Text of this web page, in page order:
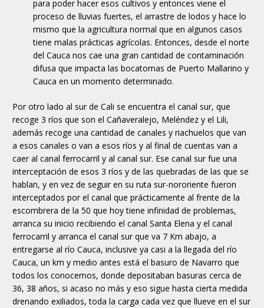
para poder hacer esos cultivos y entonces viene el
proceso de lluvias fuertes, el arrastre de lodos y hace lo
mismo que la agricultura normal que en algunos casos
tiene malas prácticas agrícolas. Entonces, desde el norte
del Cauca nos cae una gran cantidad de contaminación
difusa que impacta las bocatomas de Puerto Mallarino y
Cauca en un momento determinado.
Por otro lado al sur de Cali se encuentra el canal sur, que
recoge 3 ríos que son el Cañaveralejo, Meléndez y el Lili,
además recoge una cantidad de canales y riachuelos que van
a esos canales o van a esos ríos y al final de cuentas van a
caer al canal ferrocarril y al canal sur. Ese canal sur fue una
interceptación de esos 3 ríos y de las quebradas de las que se
hablan, y en vez de seguir en su ruta sur-nororiente fueron
interceptados por el canal que prácticamente al frente de la
escombrera de la 50 que hoy tiene infinidad de problemas,
arranca su inicio recibiendo el canal Santa Elena y el canal
ferrocarril y arranca el canal sur que va 7 Km abajo, a
entregarse al río Cauca, inclusive ya casi a la llegada del río
Cauca, un km y medio antes está el basuro de Navarro que
todos los conocemos, donde depositaban basuras cerca de
36, 38 años, si acaso no más y eso sigue hasta cierta medida
drenando exiliados, toda la carga cada vez que llueve en el sur